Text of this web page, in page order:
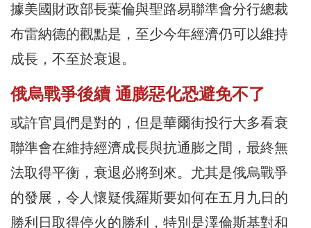
據美國財政部長葉倫與聖路易聯準會分行總裁
布雷納德的觀點是，至少今年經濟仍可以維持
成長，不至於衰退。
俄烏戰爭後續 通膨惡化恐避免不了
或許官員們是對的，但是華爾街投行大多看衰
聯準會在維持經濟成長與抗通膨之間，最終無
法取得平衡，衰退必將到來。尤其是俄烏戰爭
的發展，令人懷疑俄羅斯要如何在五月九日的
勝利日取得停火的勝利，特別是澤倫斯基對和